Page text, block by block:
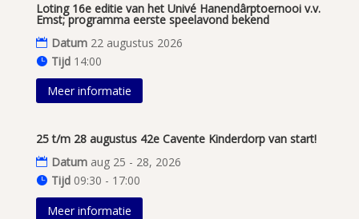
Loting 16e editie van het Univé Hanendârptoernooi v.v.
Emst; programma eerste speelavond bekend
Datum 22 augustus 2026
Tijd 14:00
Meer informatie
25 t/m 28 augustus 42e Cavente Kinderdorp van start!
Datum aug 25 - 28, 2026
Tijd 09:30 - 17:00
Meer informatie